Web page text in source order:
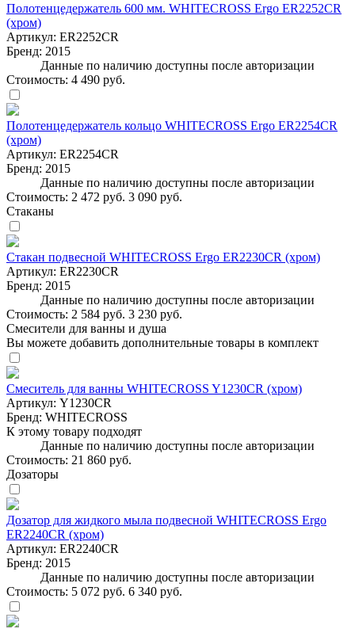
Полотенцедержатель 600 мм. WHITECROSS Ergo ER2252CR
(хром)
Артикул: ER2252CR
Бренд: 2015
Данные по наличию доступны после авторизации
Стоимость: 4 490 руб.
Полотенцедержатель кольцо WHITECROSS Ergo ER2254CR
(хром)
Артикул: ER2254CR
Бренд: 2015
Данные по наличию доступны после авторизации
Стоимость: 2 472 руб. 3 090 руб.
Стаканы
Стакан подвесной WHITECROSS Ergo ER2230CR (хром)
Артикул: ER2230CR
Бренд: 2015
Данные по наличию доступны после авторизации
Стоимость: 2 584 руб. 3 230 руб.
Смесители для ванны и душа
Вы можете добавить дополнительные товары в комплект
Смеситель для ванны WHITECROSS Y1230CR (хром)
Артикул: Y1230CR
Бренд: WHITECROSS
К этому товару подходят
Данные по наличию доступны после авторизации
Стоимость: 21 860 руб.
Дозаторы
Дозатор для жидкого мыла подвесной WHITECROSS Ergo
ER2240CR (хром)
Артикул: ER2240CR
Бренд: 2015
Данные по наличию доступны после авторизации
Стоимость: 5 072 руб. 6 340 руб.